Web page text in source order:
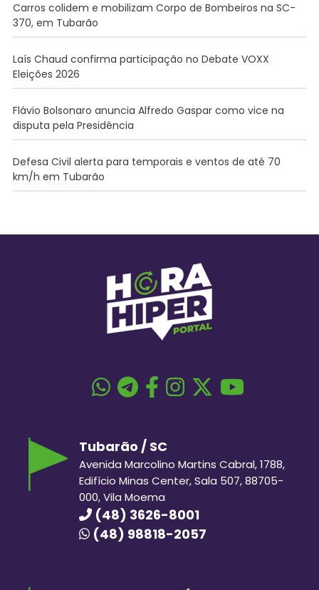
Carros colidem e mobilizam Corpo de Bombeiros na SC-
370, em Tubarão
Laís Chaud confirma participação no Debate VOXX
Eleições 2026
Flávio Bolsonaro anuncia Alfredo Gaspar como vice na
disputa pela Presidência
Defesa Civil alerta para temporais e ventos de até 70
km/h em Tubarão
Tubarão / SC
Avenida Marcolino Martins Cabral, 1788,
Edifício Minas Center, Sala 507, 88705-
000, Vila Moema
(48) 3626-8001
(48) 98818-2057